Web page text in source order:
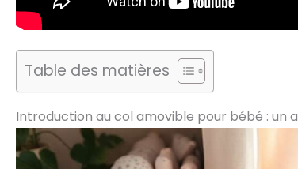
Table des matières
Introduction au col amovible pour bébé : un